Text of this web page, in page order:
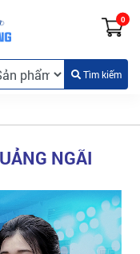
0
Tìm kiếm
NGÃI